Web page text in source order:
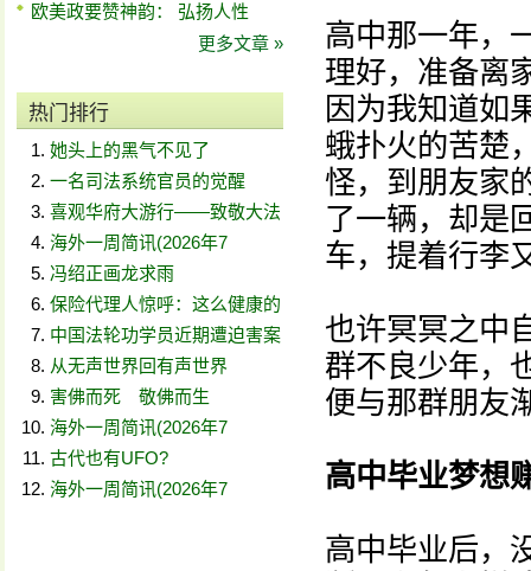
欧美政要赞神韵： 弘扬人性
更多文章 »
热门排行
她头上的黑气不见了
一名司法系统官员的觉醒
喜观华府大游行——致敬大法
海外一周简讯(2026年7
冯绍正画龙求雨
保险代理人惊呼：这么健康的
中国法轮功学员近期遭迫害案
从无声世界回有声世界
害佛而死 敬佛而生
海外一周简讯(2026年7
古代也有UFO?
海外一周简讯(2026年7
高中那一年，
理好，准备离
因为我知道如
蛾扑火的苦楚
怪，到朋友家
了一辆，却是
车，提着行李
也许冥冥之中
群不良少年，
便与那群朋友
高中毕业梦想
高中毕业后，